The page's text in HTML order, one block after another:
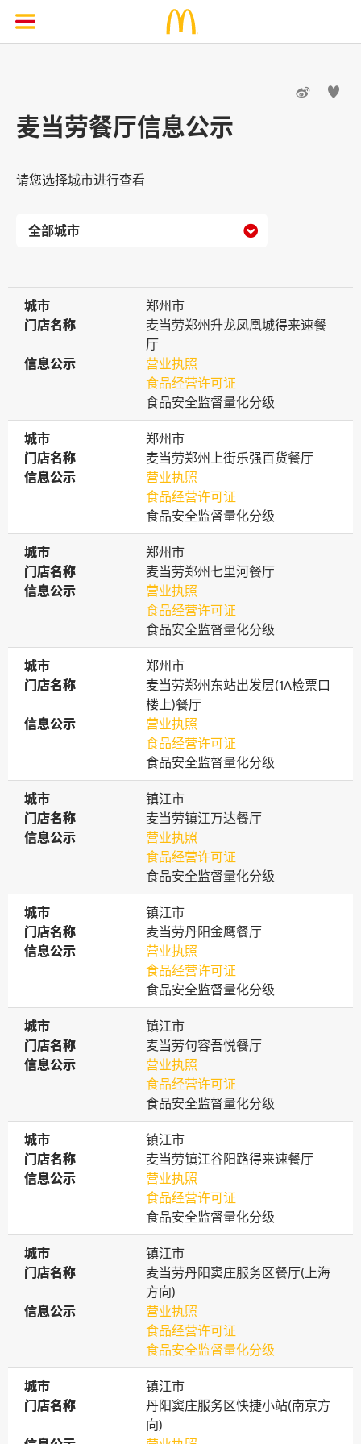
 
麦当劳餐厅信息公示
请您选择城市进行查看

城市
城市
郑州市
门店名称
门店名称
麦当劳郑州升龙凤凰城得来速餐
厅
信息公示
信息公示
营业执照
食品经营许可证
食品安全监督量化分级
城市
城市
郑州市
门店名称
门店名称
麦当劳郑州上街乐强百货餐厅
信息公示
信息公示
营业执照
食品经营许可证
食品安全监督量化分级
城市
城市
郑州市
门店名称
门店名称
麦当劳郑州七里河餐厅
信息公示
信息公示
营业执照
食品经营许可证
食品安全监督量化分级
城市
城市
郑州市
门店名称
门店名称
麦当劳郑州东站出发层(1A检票口
楼上)餐厅
信息公示
信息公示
营业执照
食品经营许可证
食品安全监督量化分级
城市
城市
镇江市
门店名称
门店名称
麦当劳镇江万达餐厅
信息公示
信息公示
营业执照
食品经营许可证
食品安全监督量化分级
城市
城市
镇江市
门店名称
门店名称
麦当劳丹阳金鹰餐厅
信息公示
信息公示
营业执照
食品经营许可证
食品安全监督量化分级
城市
城市
镇江市
门店名称
门店名称
麦当劳句容吾悦餐厅
信息公示
信息公示
营业执照
食品经营许可证
食品安全监督量化分级
城市
城市
镇江市
门店名称
门店名称
麦当劳镇江谷阳路得来速餐厅
信息公示
信息公示
营业执照
食品经营许可证
食品安全监督量化分级
城市
城市
镇江市
门店名称
门店名称
麦当劳丹阳窦庄服务区餐厅(上海
方向)
信息公示
信息公示
营业执照
食品经营许可证
食品安全监督量化分级
城市
城市
镇江市
门店名称
门店名称
丹阳窦庄服务区快捷小站(南京方
向)